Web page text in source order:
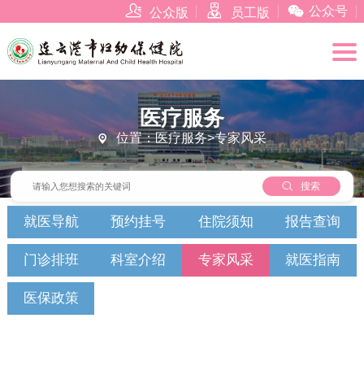
 公众版  员工版  公众号
 搜索
医疗服务
 位置：医疗服务>专家风采
就医导航 预约挂号 住院须知 报告查询
门诊排班 科室介绍 专家风采 就医指南
医保政策